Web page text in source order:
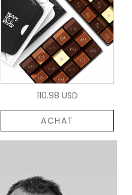
110.98 USD
ACHAT